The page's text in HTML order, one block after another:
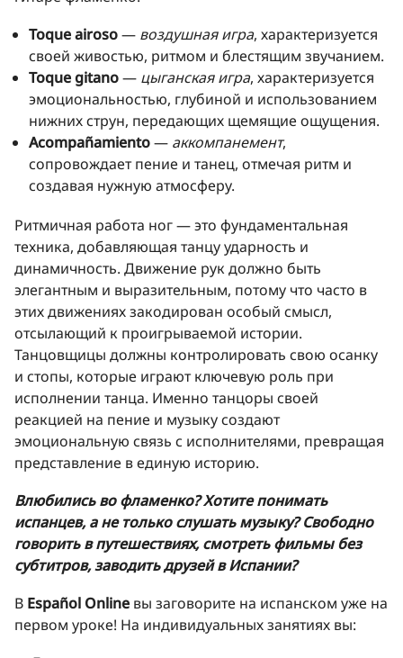
Toque airoso— воздушная игра, характеризуется
своей живостью, ритмом и блестящим звучанием.
Toque gitano— цыганская игра, характеризуется
эмоциональностью, глубиной и использованием
нижних струн, передающих щемящие ощущения.
Acompañamiento— аккомпанемент,
сопровождает пение и танец, отмечая ритм и
создавая нужную атмосферу.
Ритмичная работа ног — это фундаментальная
техника, добавляющая танцу ударность и
динамичность. Движение рук должно быть
элегантным и выразительным, потому что часто в
этих движениях закодирован особый смысл,
отсылающий к проигрываемой истории.
Танцовщицы должны контролировать свою осанку
и стопы, которые играют ключевую роль при
исполнении танца. Именно танцоры своей
реакцией на пение и музыку создают
эмоциональную связь с исполнителями, превращая
представление в единую историю.
Влюбились во фламенко? Хотите понимать
испанцев, а не только слушать музыку? Свободно
говорить в путешествиях, смотреть фильмы без
субтитров, заводить друзей в Испании?
В Español Online вы заговорите на испанском уже на
первом уроке! На индивидуальных занятиях вы: